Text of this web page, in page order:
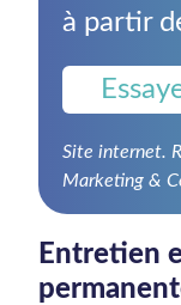
à partir
Site internet.
Marketing &
Entretien